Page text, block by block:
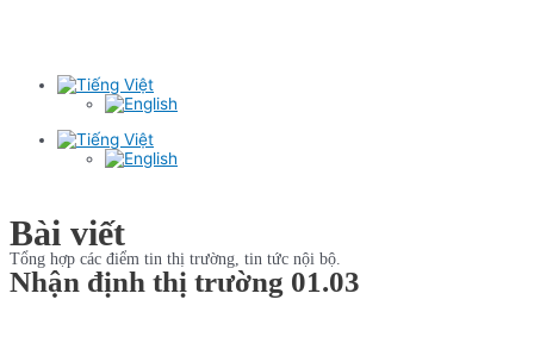
Bài viết
Tổng hợp các điểm tin thị trường, tin tức nội bộ.
Nhận định thị trường 01.03